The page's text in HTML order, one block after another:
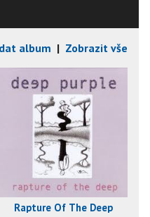
album | Zobrazit vše
Rapture Of The Deep